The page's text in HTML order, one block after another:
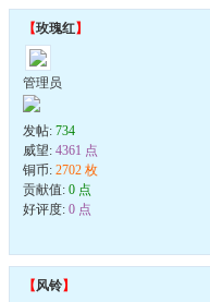
【玫瑰红】
管理员
发帖: 734
威望: 4361 点
铜币: 2702 枚
贡献值: 0 点
好评度: 0 点
【风铃】